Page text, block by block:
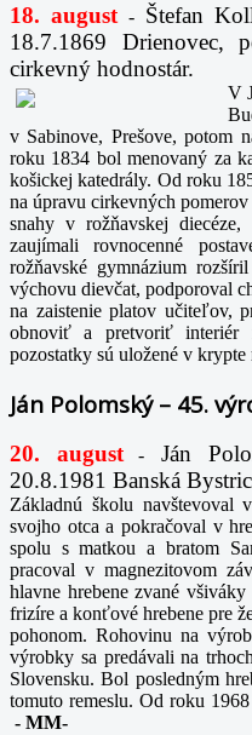
18. august -
Štefan
18.7.1869 Drienovec,
cirkevný hodnostár.
V
v Sabinove, Prešove, potom
roku 1834 bol menovaný za
košickej katedrály. Od roku
na úpravu cirkevných
snahy v rožňavskej
zaujímali rovnocenné
rožňavské gymnázium
výchovu dievčat, podporoval
na zaistenie platov učiteľov,
obnoviť a pretvoriť interiér
pozostatky sú uložené v krypte
Ján Polomský – 45.
20. august-
Ján
20.8.1981 Banská
Základnú školu navštevoval
svojho otca a pokračoval v
spolu s matkou a bratom
pracoval v magnezitovom
hlavne hrebene zvané
frizíre a konťové hrebene pre
pohonom. Rohovinu na
výrobky sa predávali na
Slovensku. Bol posledným
tomuto remeslu. Od roku
- MM-